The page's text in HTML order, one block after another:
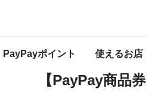
PayPayポイント 使えるお店
茨城
【PayPay商品